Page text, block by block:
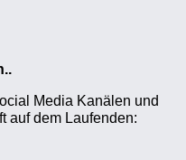
Media Kanälen und
auf dem Laufenden: